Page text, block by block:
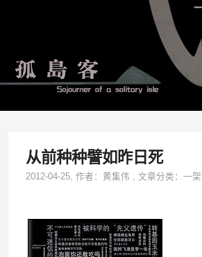
从前种种譬如昨日死
2012-04-25, 作者：黄集伟 ,文章分类：一